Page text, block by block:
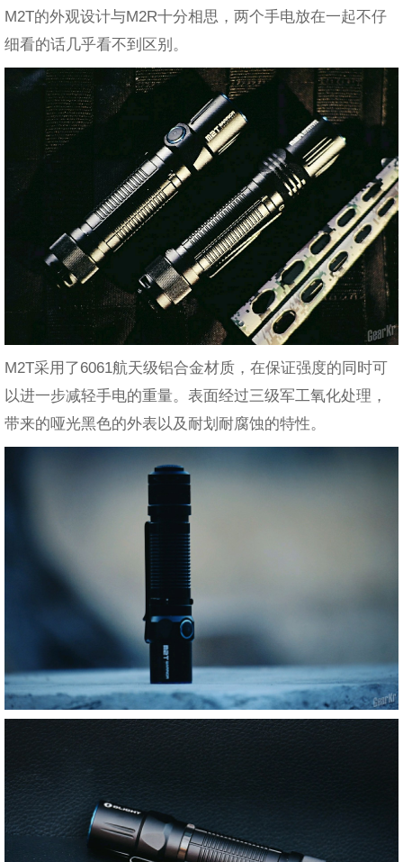
M2T的外观设计与M2R十分相思，两个手电放在一起不仔
细看的话几乎看不到区别。
M2T采用了6061航天级铝合金材质，在保证强度的同时可
以进一步减轻手电的重量。表面经过三级军工氧化处理，
带来的哑光黑色的外表以及耐划耐腐蚀的特性。